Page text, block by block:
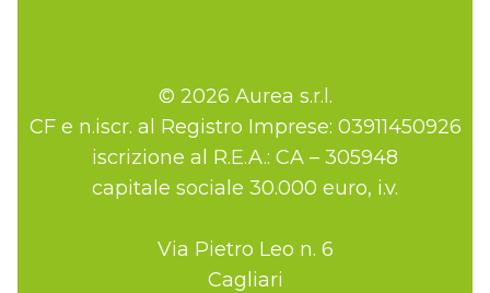
© 2026 Aurea s.r.l.
CF e n.iscr. al Registro Imprese: 03911450926
iscrizione al R.E.A.: CA – 305948
capitale sociale 30.000 euro, i.v.
Via Pietro Leo n. 6
Cagliari